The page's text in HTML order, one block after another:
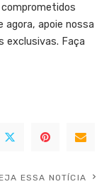
agora, apoie nossa
exclusivas. Faça
ESSA NOTÍCIA